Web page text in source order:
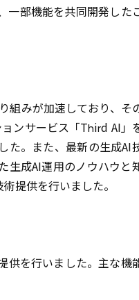
一部機能を共同開発した
組みが加速しており、そ
ンサービス「Third AI」
た。また、最新の生成AI
生成AI運用のノウハウと
提供を行いました。
供を行いました。主な機